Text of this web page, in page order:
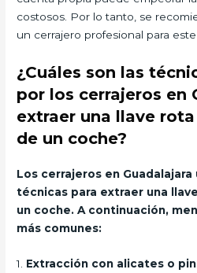
costosos. Por lo tanto, se
un cerrajero profesional para
¿Cuáles son las
por los cerrajeros en
extraer una llave
de un coche?
Los cerrajeros en
técnicas para extraer una
un coche. A continuación,
más comunes:
1. Extracción con alicates o